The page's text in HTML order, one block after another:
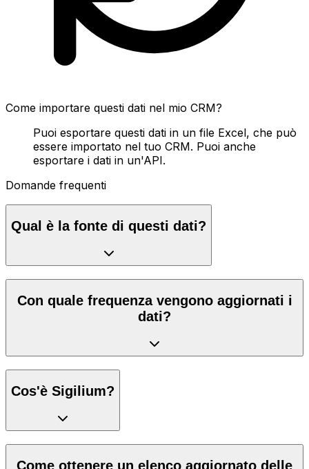
Come importare questi dati nel mio CRM?
Puoi esportare questi dati in un file Excel, che può
essere importato nel tuo CRM. Puoi anche
esportare i dati in un'API.
Domande frequenti
Qual è la fonte di questi dati?
Con quale frequenza vengono aggiornati i
dati?
Cos'è Sigilium?
Come ottenere un elenco aggiornato delle